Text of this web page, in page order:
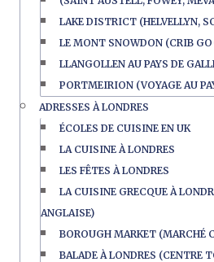
LAKE DISTRICT (HELVELLYN,
LE MONT SNOWDON (CRIB
LLANGOLLEN AU PAYS DE
PORTMEIRION (VOYAGE AU
ADRESSES À LONDRES
ÉCOLES DE CUISINE EN UK
LA CUISINE À LONDRES
LES FÊTES À LONDRES
LA CUISINE GRECQUE À
ANGLAISE)
BOROUGH MARKET (MARCHÉ
BALADE À LONDRES (CENTRE